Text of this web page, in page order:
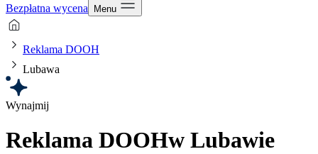
Bezpłatna wycena Menu
Reklama DOOH
Lubawa
Wynajmij
Reklama DOOHw Lubawie